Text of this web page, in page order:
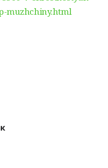
muzhchiny.html